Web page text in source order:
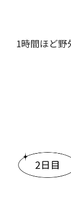
1時間ほど野